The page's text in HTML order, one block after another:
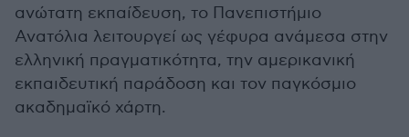
ανώτατη εκπαίδευση, το Πανεπιστήμιο
Ανατόλια λειτουργεί ως γέφυρα ανάμεσα στην
ελληνική πραγματικότητα, την αμερικανική
εκπαιδευτική παράδοση και τον παγκόσμιο
ακαδημαϊκό χάρτη.